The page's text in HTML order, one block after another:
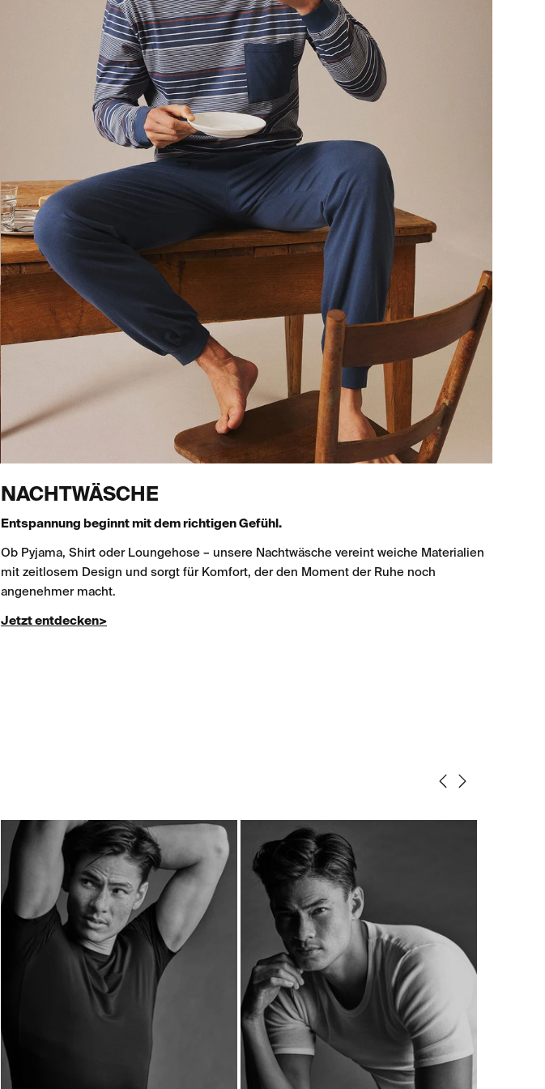
NACHTWÄSCHE
Entspannung beginnt mit dem richtigen Gefühl.
Ob Pyjama, Shirt oder Loungehose – unsere Nachtwäsche vereint weiche Materialien
mit zeitlosem Design und sorgt für Komfort, der den Moment der Ruhe noch
angenehmer macht.
Jetzt entdecken>